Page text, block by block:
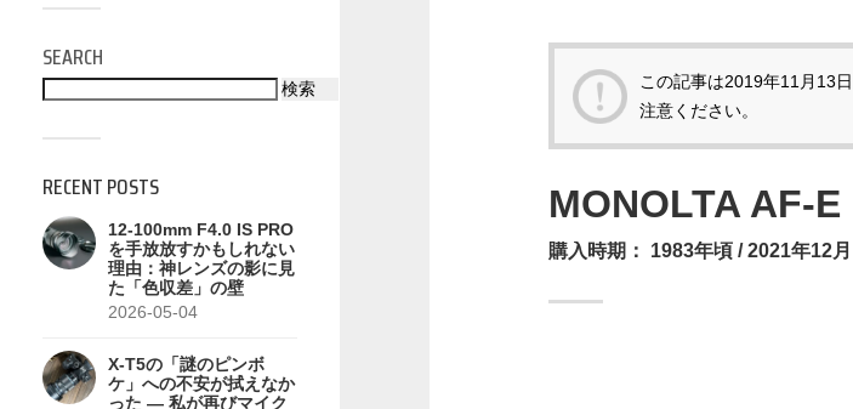
SEARCH
検索
RECENT POSTS
12-100mm F4.0 IS PRO
を手放放すかもしれない
理由：神レンズの影に見
た「色収差」の壁
2026-05-04
X-T5の「謎のピンボ
ケ」への不安が拭えなか
った — 私が再びマイク
この記事は2019年11月13日
注意ください。
MONOLTA AF-E
購入時期： 1983年頃 2021年12月